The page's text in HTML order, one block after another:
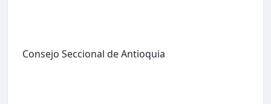
Consejo Seccional de Antioquia